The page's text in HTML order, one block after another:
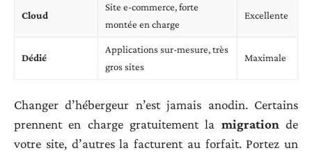
Cloud
Site e-commerce, forte
montée en charge
Excellente
Dédié
Applications sur-mesure, très
gros sites
Maximale
Changer d’hébergeur n’est jamais anodin. Certains
prennent en charge gratuitement la migrationde
votre site, d’autres la facturent au forfait. Portez un